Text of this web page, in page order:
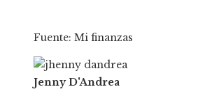
Fuente: Mi finanzas
Jenny D'Andrea